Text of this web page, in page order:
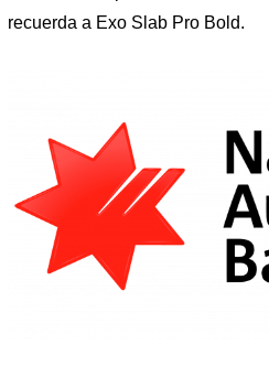
recuerda a Exo Slab Pro Bold.